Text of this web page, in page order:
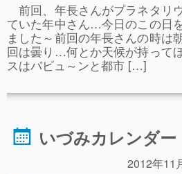
前回、年長さんがプラネタリ
ていた年中さん…今日のこの日
ました～前回の年長さんの時は
回は曇り…何とか天候が持って
スはバビュ～ンと都市 […]
いづみカレンダー
2012年11